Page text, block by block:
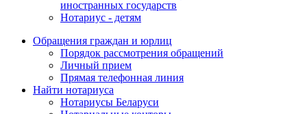
иностранных государств
Нотариус - детям
Обращения граждан и юрлиц
Порядок рассмотрения обращений
Личный прием
Прямая телефонная линия
Найти нотариуса
Нотариусы Беларуси